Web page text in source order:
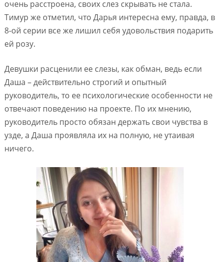
очень расстроена, своих слез скрывать не стала.
Тимур же отметил, что Дарья интересна ему, правда, в
8-ой серии все же лишил себя удовольствия подарить
ей розу.
Девушки расценили ее слезы, как обман, ведь если
Даша – действительно строгий и опытный
руководитель, то ее психологические особенности не
отвечают поведению на проекте. По их мнению,
руководитель просто обязан держать свои чувства в
узде, а Даша проявляла их на полную, не утаивая
ничего.